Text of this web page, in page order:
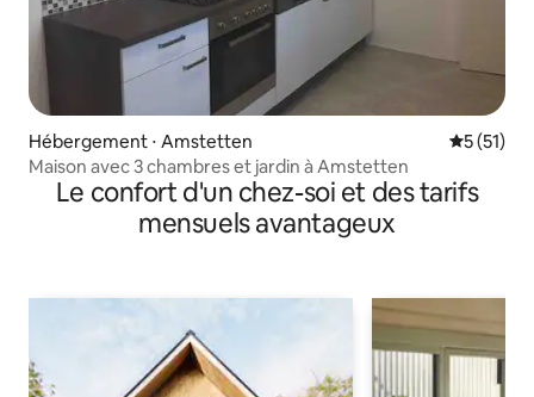
Hébergement ⋅ Amstetten
5 (51)
Maison avec 3 chambres et jardin à Amstetten
Le confort d'un chez-soi et des tarifs
mensuels avantageux